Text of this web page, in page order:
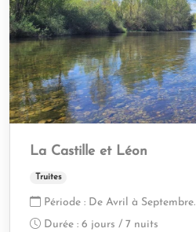
La Castille et Léon
Truites
Période : De Avril à Septembre.
Durée : 6 jours / 7 nuits